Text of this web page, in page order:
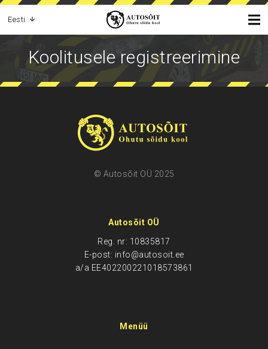
Eesti
Koolitusele registreerimine
© Autosõit OÜ 2025
Autosõit OÜ
Reg. nr: 10835817
E-post: info@autosoit.ee
a/a EE402200221018573861
Menüü